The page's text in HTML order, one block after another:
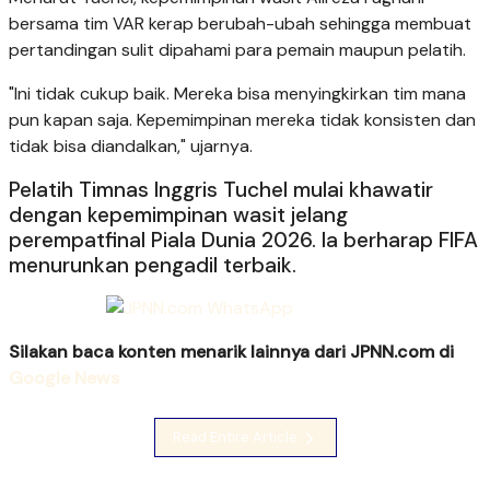
bersama tim VAR kerap berubah-ubah sehingga membuat
pertandingan sulit dipahami para pemain maupun pelatih.
"Ini tidak cukup baik. Mereka bisa menyingkirkan tim mana
pun kapan saja. Kepemimpinan mereka tidak konsisten dan
tidak bisa diandalkan," ujarnya.
Pelatih Timnas Inggris Tuchel mulai khawatir
dengan kepemimpinan wasit jelang
perempatfinal Piala Dunia 2026. Ia berharap FIFA
menurunkan pengadil terbaik.
Silakan baca konten menarik lainnya dari JPNN.com di
Google News
Read Entire Article